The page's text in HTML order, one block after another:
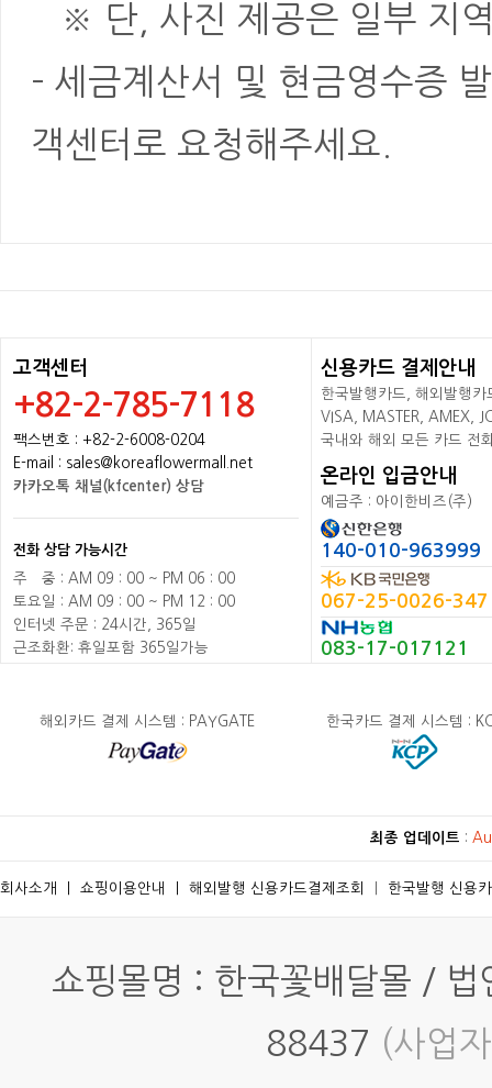
※ 단, 사진 제공은 일부 지
- 세금계산서 및 현금영수증
객센터로 요청해주세요.
고객센터
+82-2-785-7118
팩스번호 : +82-2-6008-0204
E-mail : sales@koreaflowermall.net
카카오톡 채널(kfcenter) 상담
전화 상담 가능시간
주
중 : AM 09 : 00 ~ PM 06 : 00
토요일 : AM 09 : 00 ~ PM 12 : 00
인터넷 주문 : 24시간, 365일
근조화환: 휴일포함 365일가능
신용카드 결제안내
한국발행카드, 해외발행
VISA, MASTER, AMEX,
국내와 해외 모든 카드 전
온라인 입금안내
예금주 : 아이한비즈(주)
140-010-963999
067-25-0026-347
083-17-017121
해외카드 결제 시스템 : PAYGATE 한국카드 결제 시스템 :
최종 업데이트 :
회사소개 쇼핑이용안내 해외발행 신용카드결제조회 한국발행 신용
쇼핑몰명 : 한국꽃배달몰 /
88437 (사업